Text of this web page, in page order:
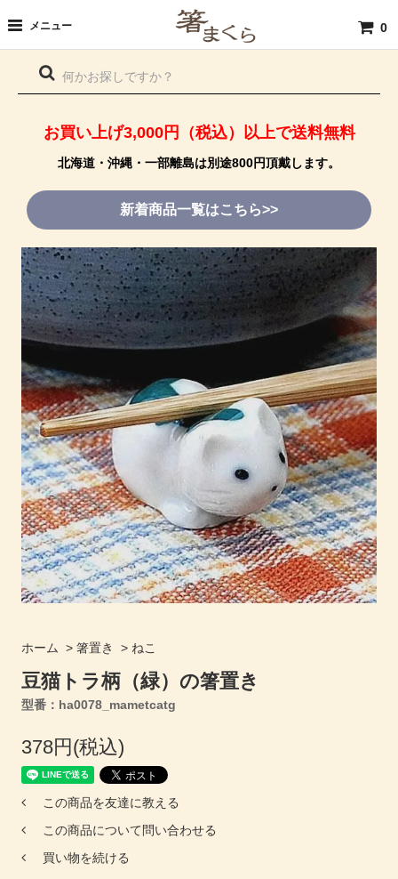
メニュー 0
お買い上げ3,000円（税込）以上で送料無料
北海道・沖縄・一部離島は別途800円頂戴します。
新着商品一覧はこちら>>
ホーム >箸置き > ねこ
豆猫トラ柄（緑）の箸置き
型番：ha0078_mametcatg
378円(税込)
この商品を友達に教える
この商品について問い合わせる
買い物を続ける